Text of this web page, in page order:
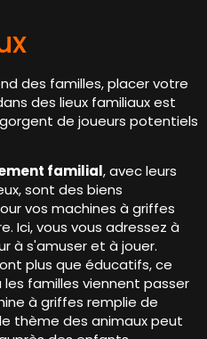
des familles, placer votre
des lieux familiaux est
de joueurs potentiels
familial, avec leurs
sont des biens
vos machines à griffes
Ici, vous vous adressez à
à s'amuser et à jouer.
plus que éducatifs, ce
les familles viennent passer
à griffes remplie de
thème des animaux peut